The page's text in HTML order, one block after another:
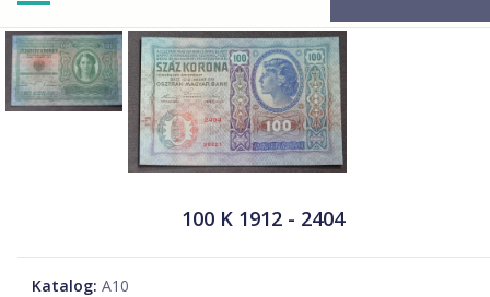
100 K 1912 - 2404
Katalog: A10